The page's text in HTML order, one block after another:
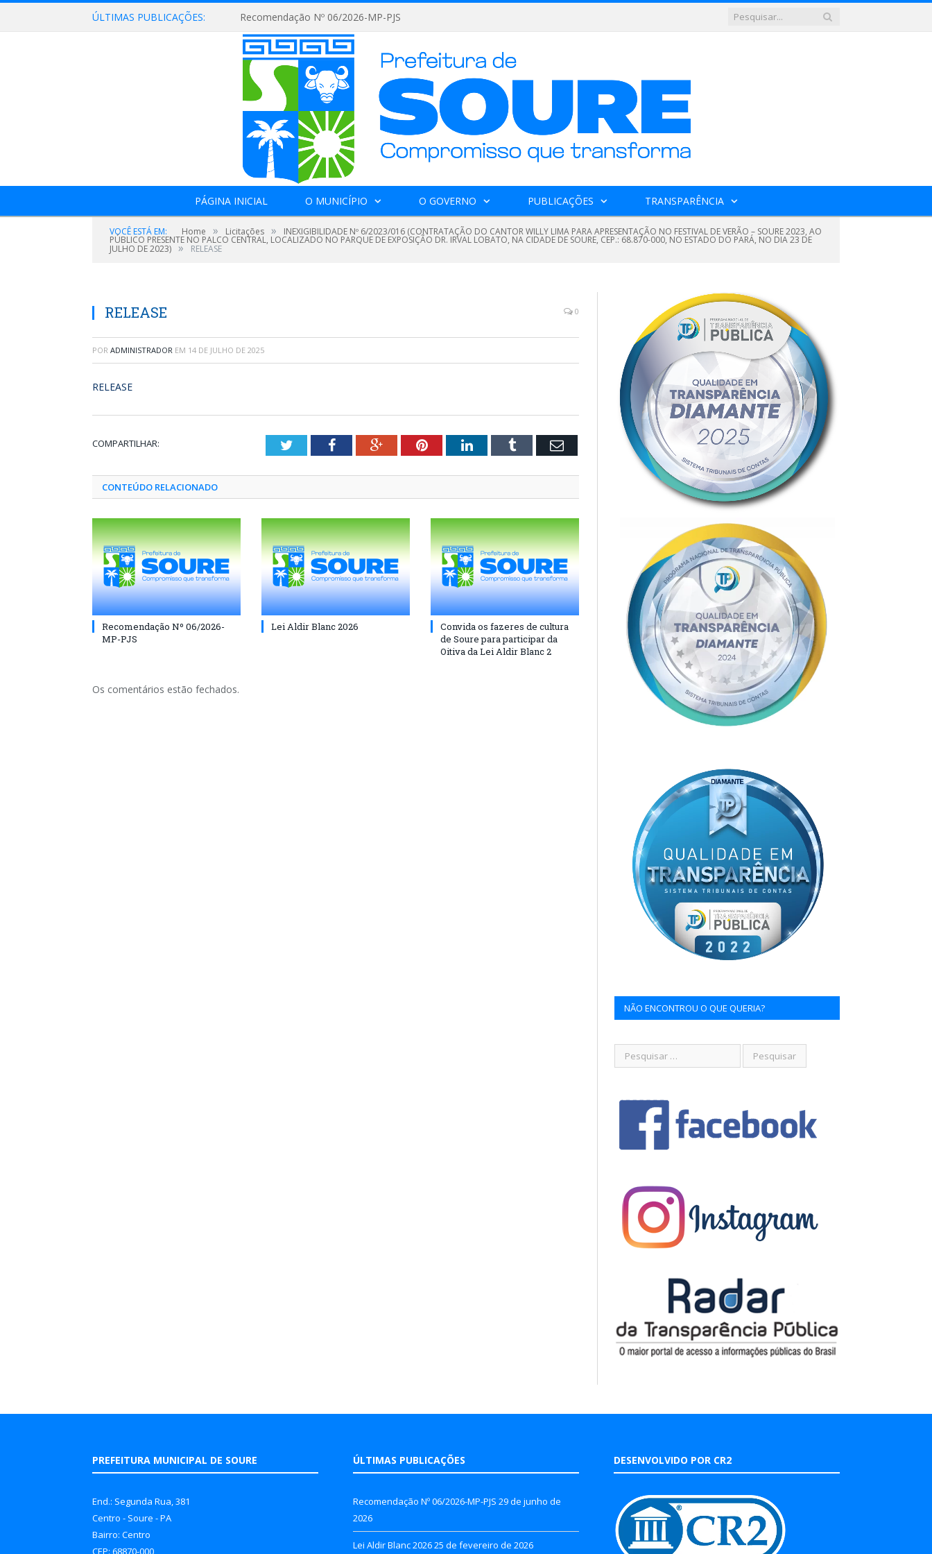
ÚLTIMAS PUBLICAÇÕES: Recomendação Nº 06/2026-MP-PJS
PÁGINA INICIAL O MUNICÍPIO O GOVERNO PUBLICAÇÕES TRANSPARÊNCIA
VOCÊ ESTÁ EM: Home » Licitações » INEXIGIBILIDADE Nº 6/2023/016 (CONTRATAÇÃO DO CANTOR WILLY LIMA PARA APRESENTAÇÃO NO FESTIVAL DE VERÃO – SOURE 2023, AO
PÚBLICO PRESENTE NO PALCO CENTRAL, LOCALIZADO NO PARQUE DE EXPOSIÇÃO DR. IRVAL LOBATO, NA CIDADE DE SOURE, CEP.: 68.870-000, NO ESTADO DO PARÁ, NO DIA 23 DE
JULHO DE 2023) » RELEASE
RELEASE 0
POR ADMINISTRADOR EM 14 DE JULHO DE 2025
RELEASE
COMPARTILHAR: TwitterFacebookGoogle+PinterestLinkedInTumblr Email
CONTEÚDO RELACIONADO
Recomendação Nº 06/2026-
MP-PJS
Lei Aldir Blanc 2026
Convida os fazeres de cultura
de Soure para participar da
Oitiva da Lei Aldir Blanc 2
Os comentários estão fechados.
NÃO ENCONTROU O QUE QUERIA?
PREFEITURA MUNICIPAL DE SOURE
End.: Segunda Rua, 381
Centro - Soure - PA
Bairro: Centro
CEP: 68870-000
ÚLTIMAS PUBLICAÇÕES
Recomendação Nº 06/2026-MP-PJS 29 de junho de
2026
Lei Aldir Blanc 202625 de fevereiro de 2026
DESENVOLVIDO POR CR2